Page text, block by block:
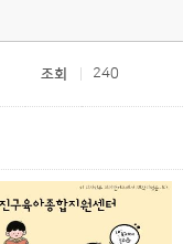
조회 240